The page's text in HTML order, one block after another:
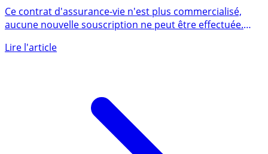
Ce contrat d'assurance-vie n'est plus commercialisé,
aucune nouvelle souscription ne peut être effectuée.
Contrat de (...)